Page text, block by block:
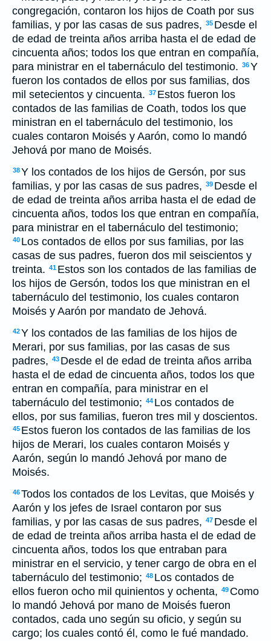
congregación, contaron los hijos de Coath por sus
familias, y por las casas de sus padres, 35 Desde el
de edad de treinta años arriba hasta el de edad de
cincuenta años; todos los que entran en compañía,
para ministrar en el tabernáculo del testimonio. 36Y
fueron los contados de ellos por sus familias, dos
mil setecientos y cincuenta. 37 Estos fueron los
contados de las familias de Coath, todos los que
ministran en el tabernáculo del testimonio, los
cuales contaron Moisés y Aarón, como lo mandó
Jehová por mano de Moisés.
38Y los contados de los hijos de Gersón, por sus
familias, y por las casas de sus padres, 39 Desde el
de edad de treinta años arriba hasta el de edad de
cincuenta años, todos los que entran en compañía,
para ministrar en el tabernáculo del testimonio;
40 Los contados de ellos por sus familias, por las
casas de sus padres, fueron dos mil seiscientos y
treinta. 41 Estos son los contados de las familias de
los hijos de Gersón, todos los que ministran en el
tabernáculo del testimonio, los cuales contaron
Moisés y Aarón por mandato de Jehová.
42Y los contados de las familias de los hijos de
Merari, por sus familias, por las casas de sus
padres, 43 Desde el de edad de treinta años arriba
hasta el de edad de cincuenta años, todos los que
entran en compañía, para ministrar en el
tabernáculo del testimonio; 44 Los contados de
ellos, por sus familias, fueron tres mil y doscientos.
45 Estos fueron los contados de las familias de los
hijos de Merari, los cuales contaron Moisés y
Aarón, según lo mandó Jehová por mano de
Moisés.
46Todos los contados de los Levitas, que Moisés y
Aarón y los jefes de Israel contaron por sus
familias, y por las casas de sus padres, 47 Desde el
de edad de treinta años arriba hasta el de edad de
cincuenta años, todos los que entraban para
ministrar en el servicio, y tener cargo de obra en el
tabernáculo del testimonio; 48 Los contados de
ellos fueron ocho mil quinientos y ochenta, 49 Como
lo mandó Jehová por mano de Moisés fueron
contados, cada uno según su oficio, y según su
cargo; los cuales contó él, como le fué mandado.